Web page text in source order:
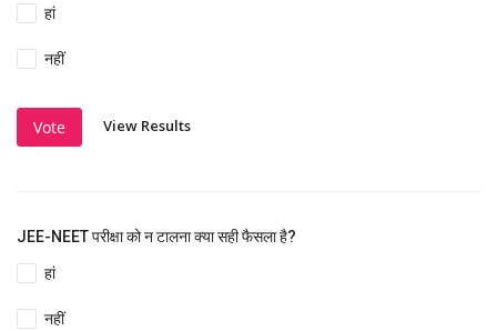
हां
नहीं
Vote View Results
JEE-NEET परीक्षा को न टालना क्या सही फैसला है?
हां
नहीं